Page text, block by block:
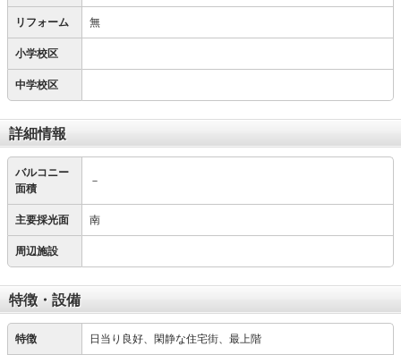
リフォーム 無
小学校区
中学校区
詳細情報
バルコニー
面積
－
主要採光面 南
周辺施設
特徴・設備
特徴 日当り良好、閑静な住宅街、最上階